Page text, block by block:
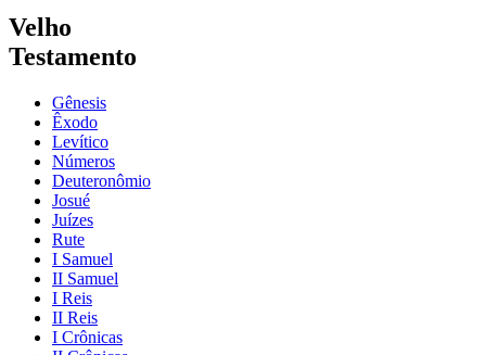
Velho
Testamento
Gênesis
Êxodo
Levítico
Números
Deuteronômio
Josué
Juízes
Rute
I Samuel
II Samuel
I Reis
II Reis
I Crônicas